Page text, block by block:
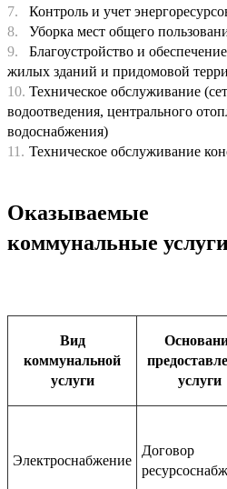
7.
Контроль и учет
8.
Уборка мест общего
9.
Благоустройство и
жилых зданий и придомовой
10. Техническое обслуживание
водоотведения, центрального
водоснабжения)
11. Техническое обслуживание
Оказываемые
коммунальные
Вид
коммунальной
услуги
услуги
Электроснабжение
Договор